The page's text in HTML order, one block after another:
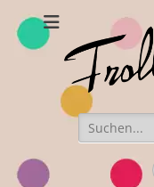
Handgefertigte
Suchen
nach: